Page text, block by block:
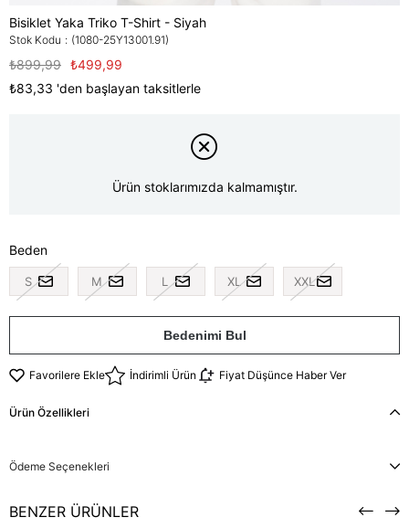
Bisiklet Yaka Triko T-Shirt - Siyah
Stok Kodu (1080-25Y13001.91)
₺899,99 ₺499,99
₺83,33 'den başlayan taksitlerle
Ürün stoklarımızda kalmamıştır.
Beden
S M L XL XXL
Bedenimi Bul
Favorilere Ekle İndirimli Ürün Fiyat Düşünce Haber Ver
Ürün Özellikleri
Ödeme Seçenekleri
BENZER ÜRÜNLER